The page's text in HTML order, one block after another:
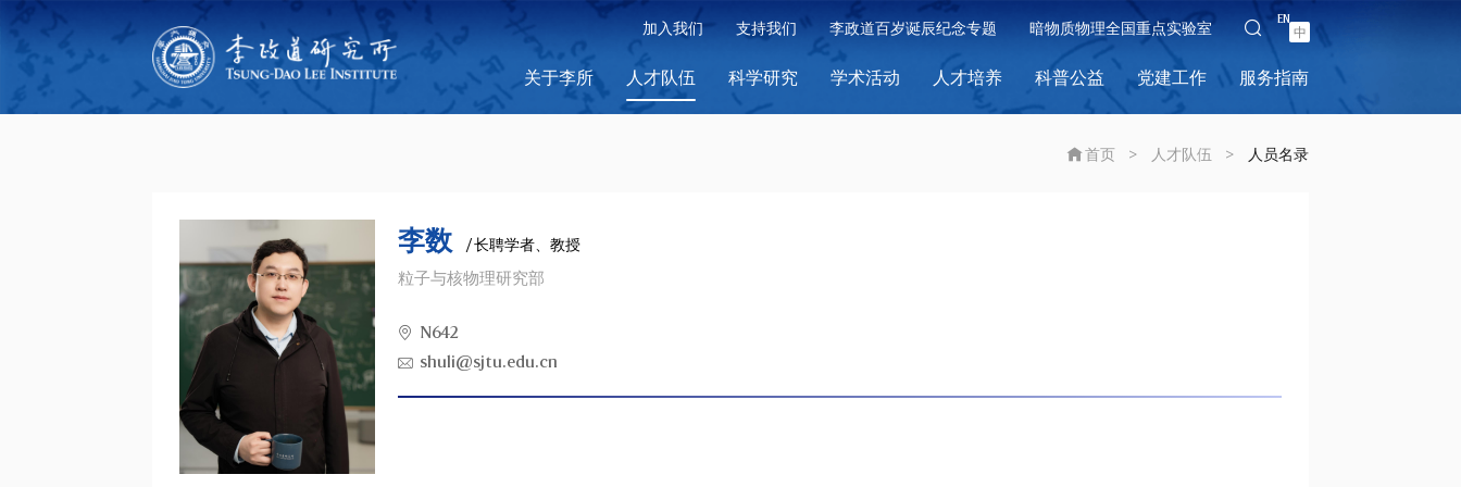
加入我们 支持我们 李政道百岁诞辰纪念专题 暗物质物理全国重点实验室 中
EN
关于李所 人才队伍 科学研究 学术活动 人才培养 科普公益 党建工作 服务指南
首页 > 人才队伍 > 人员名录
李数 / 长聘学者、教授
粒子与核物理研究部
N642
shuli@sjtu.edu.cn